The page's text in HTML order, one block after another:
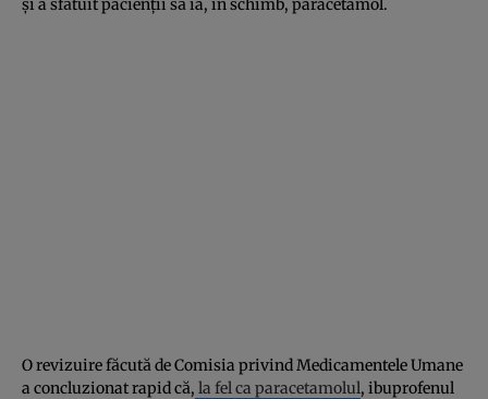
şi a sfătuit pacienţii să ia, în schimb, paracetamol.
O revizuire făcută de Comisia privind Medicamentele Umane
a concluzionat rapid că, la fel ca paracetamolul, ibuprofenul